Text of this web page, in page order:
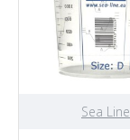
Sea Line